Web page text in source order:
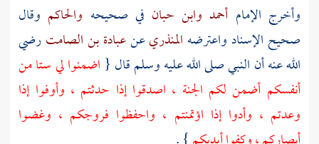
وأخرج الإمام أحمد وابن حبان في صحيحه والحاكم وقال
صحيح الإسناد واعترضه المنذريعنعبادة بن الصامترضي
الله عنه أن النبي صلى الله عليه وسلم قال { اضمنوا لي ستا من
أنفسكم أضمن لكم الجنة ، اصدقوا إذا حدثتم ، وأوفوا إذا
وعدتم ، وأدوا إذا اؤتمنتم ، واحفظوا فروجكم ، وغضوا